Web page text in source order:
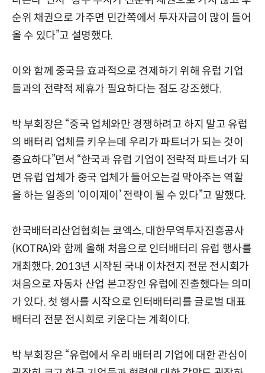
순위 채권으로 가주면 민간쪽에서 투자자금이 많이 들어
올 수 있다”고 설명했다.
이와 함께 중국을 효과적으로 견제하기 위해 유럽 기업
들과의 전략적 제휴가 필요하다는 점도 강조했다.
박 부회장은 “중국 업체와만 경쟁하려고 하지 말고 유럽
의 배터리 업체를 키우는데 우리가 파트너가 되는 것이
중요하다”면서 “한국과 유럽 기업이 전략적 파트너가 되
면 유럽 업체가 중국 업체가 들어오는걸 막아주는 역할
을 하는 일종의 ‘이이제이’ 전략이 될 수 있다”고 말했다.
한국배터리산업협회는 코엑스, 대한무역투자진흥공사
(KOTRA)와 함께 올해 처음으로 인터배터리 유럽 행사를
개최했다. 2013년 시작된 국내 이차전지 전문 전시회가
처음으로 자동차 산업 본고장인 유럽에 진출했다는 의미
가 있다. 첫 행사를 시작으로 인터배터리를 글로벌 대표
배터리 전문 전시회로 키운다는 계획이다.
박 부회장은 “유럽에서 우리 배터리 기업에 대한 관심이